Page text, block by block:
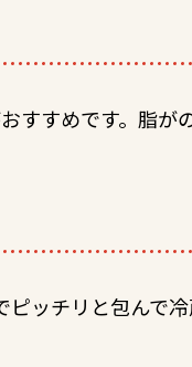
すすめです。脂
ッチリと包んで冷